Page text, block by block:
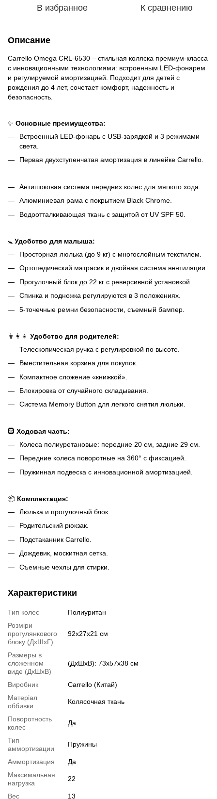
В избранное К сравнению
Описание
Carrello Omega CRL-6530 – стильная коляска премиум-класса
с инновационными технологиями: встроенным LED-фонарем
и регулируемой амортизацией. Подходит для детей с
рождения до 4 лет, сочетает комфорт, надежность и
безопасность.
✨ Основные преимущества:
Встроенный LED-фонарь с USB-зарядкой и 3 режимами
света.
Первая двухступенчатая амортизация в линейке Carrello.
Антишоковая система передних колес для мягкого хода.
Алюминиевая рама с покрытием Black Chrome.
Водоотталкивающая ткань с защитой от UV SPF 50.
🚼 Удобство для малыша:
Просторная люлька (до 9 кг) с многослойным текстилем.
Ортопедический матрасик и двойная система вентиляции.
Прогулочный блок до 22 кг с реверсивной установкой.
Спинка и подножка регулируются в 3 положениях.
5-точечные ремни безопасности, съемный бампер.
👨‍👩‍👧 Удобство для родителей:
Телескопическая ручка с регулировкой по высоте.
Вместительная корзина для покупок.
Компактное сложение «книжкой».
Блокировка от случайного складывания.
Система Memory Button для легкого снятия люльки.
🛞 Ходовая часть:
Колеса полиуретановые: передние 20 см, задние 29 см.
Передние колеса поворотные на 360° с фиксацией.
Пружинная подвеска с инновационной амортизацией.
📦 Комплектация:
Люлька и прогулочный блок.
Родительский рюкзак.
Подстаканник Carrello.
Дождевик, москитная сетка.
Съемные чехлы для стирки.
Характеристики
Тип колес
Полиуритан
Розміри
прогулянкового
блоку (ДхШхГ)
92х27х21 см
Размеры в
сложенном
виде (ДхШхВ)
(ДхШхВ): 73х57х38 см
Виробник
Carrello (Китай)
Матеріал
оббивки
Колясочная ткань
Поворотность
колес
Да
Тип
аммортизации
Пружины
Аммортизация
Да
Максимальная
нагрузка
22
Вес 13